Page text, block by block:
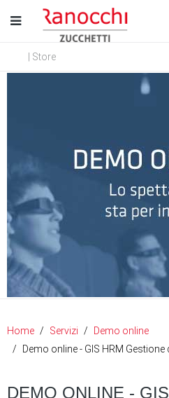
| Store
Home Servizi
Demo online
Demo online - GIS HRM
DEMO ONLINE -